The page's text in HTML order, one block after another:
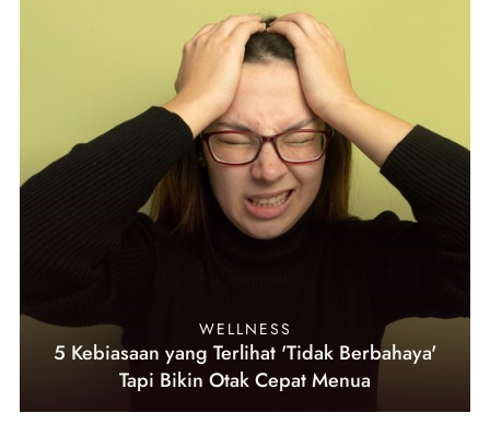
WELLNESS
5 Kebiasaan yang Terlihat 'Tidak Berbahaya'
Tapi Bikin Otak Cepat Menua